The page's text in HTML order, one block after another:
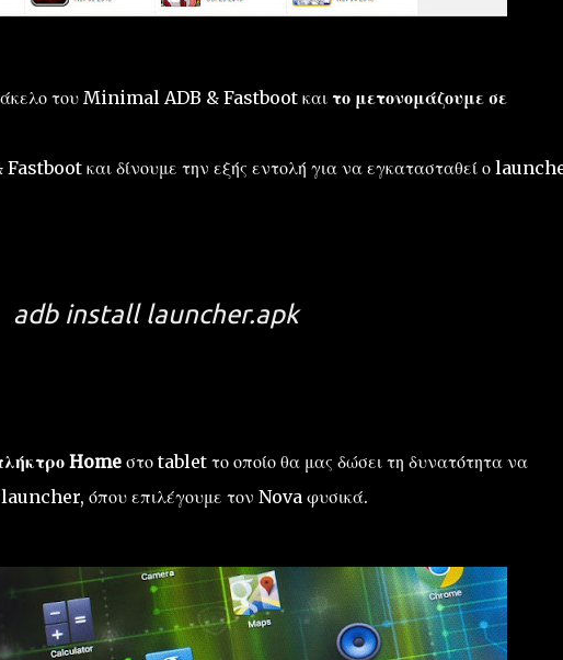
του Minimal ADB & Fastboot και το μετονομάζουμε σε
και δίνουμε την εξής εντολή για να εγκατασταθεί ο
adb install launcher.apk
Homeστο tablet το οποίο θα μας δώσει τη δυνατότητα να
όπου επιλέγουμε τον Nova φυσικά.